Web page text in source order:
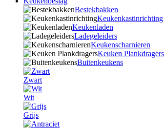
Bestekbakken
Keukenkastinrichting
Keukenladen
Ladegeleiders
Keukenscharnieren
Keuken Plankdragers
Buitenkeukens
Zwart
Wit
Grijs